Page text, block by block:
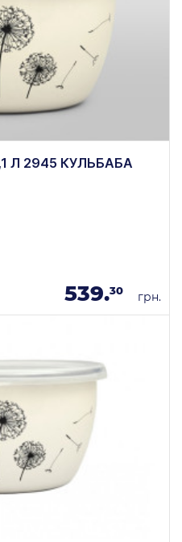
Л 2945 КУЛЬБАБА
539.30 грн.